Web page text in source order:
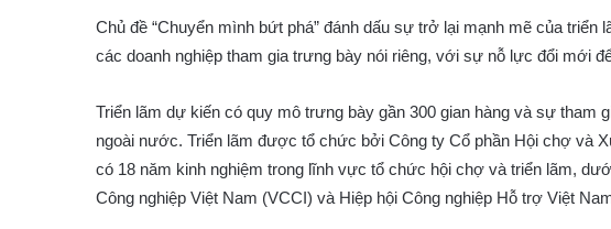
Chủ đề “Chuyển mình bứt phá” đánh dấu sự trở lại mạnh mẽ của triển
các doanh nghiệp tham gia trưng bày nói riêng, với sự nỗ lực đổi mới
Triển lãm dự kiến có quy mô trưng bày gần 300 gian hàng và sự tham
ngoài nước. Triển lãm được tổ chức bởi Công ty Cổ phần Hội chợ và
có 18 năm kinh nghiệm trong lĩnh vực tổ chức hội chợ và triển lãm,
Công nghiệp Việt Nam (VCCI) và Hiệp hội Công nghiệp Hỗ trợ Việt